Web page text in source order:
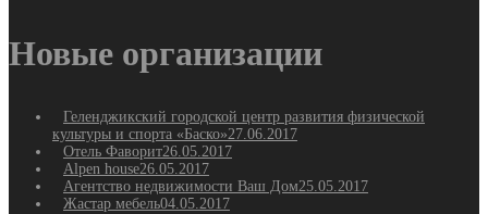
Новые организации
Геленджикский городской центр развития физической
культуры и спорта «Баско»27.06.2017
Отель Фаворит26.05.2017
Alpen house26.05.2017
Агентство недвижимости Ваш Дом25.05.2017
Жастар мебель04.05.2017